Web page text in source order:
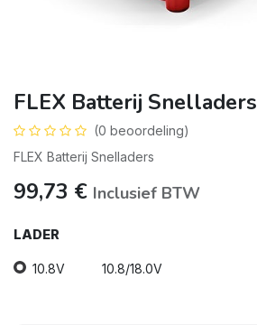
FLEX Batterij Snelladers
(0 beoordeling)
FLEX Batterij Snelladers
99,73 € Inclusief BTW
LADER
10.8V 10.8/18.0V